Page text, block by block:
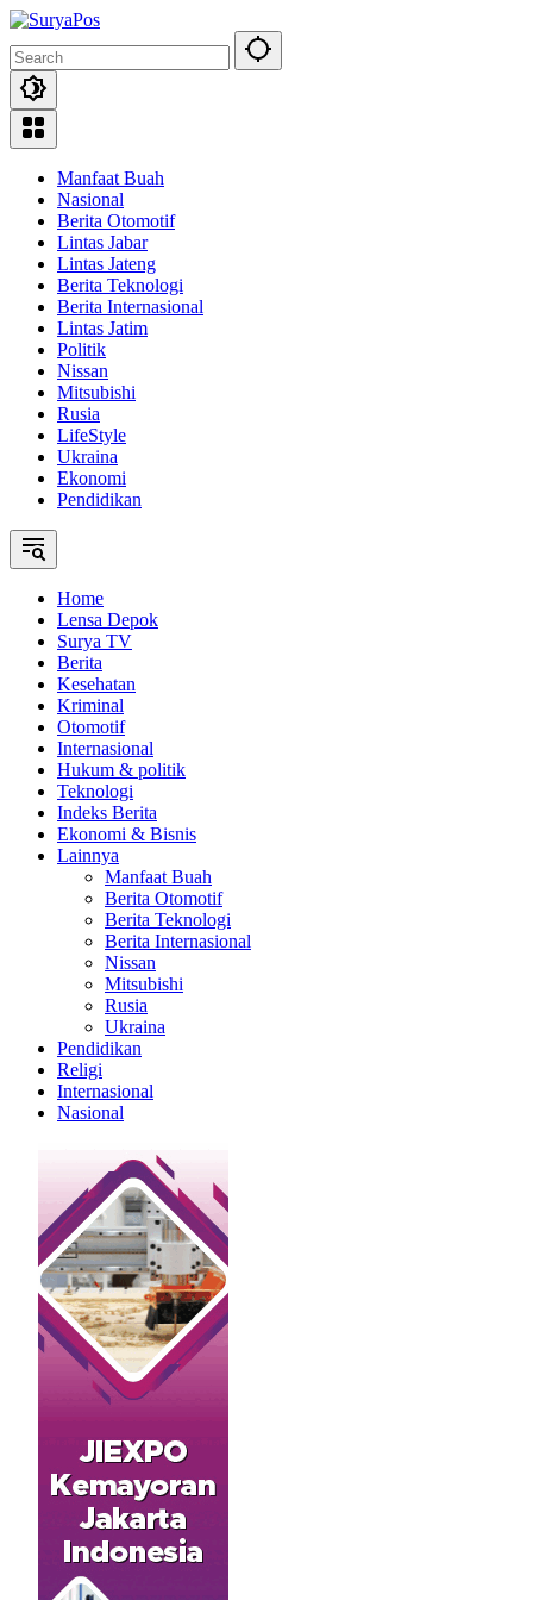
Skip
content
Manfaat Buah
Nasional
Berita Otomotif
Lintas Jabar
Lintas Jateng
Berita Teknologi
Berita Internasional
Lintas Jatim
Politik
Nissan
Mitsubishi
Rusia
LifeStyle
Ukraina
Ekonomi
Pendidikan
Home
Lensa Depok
Surya TV
Berita
Kesehatan
Kriminal
Otomotif
Internasional
Hukum & politik
Teknologi
Indeks Berita
Ekonomi & Bisnis
Lainnya
Manfaat Buah
Berita Otomotif
Berita Teknologi
Berita Internasional
Nissan
Mitsubishi
Rusia
Ukraina
Pendidikan
Religi
Internasional
Nasional